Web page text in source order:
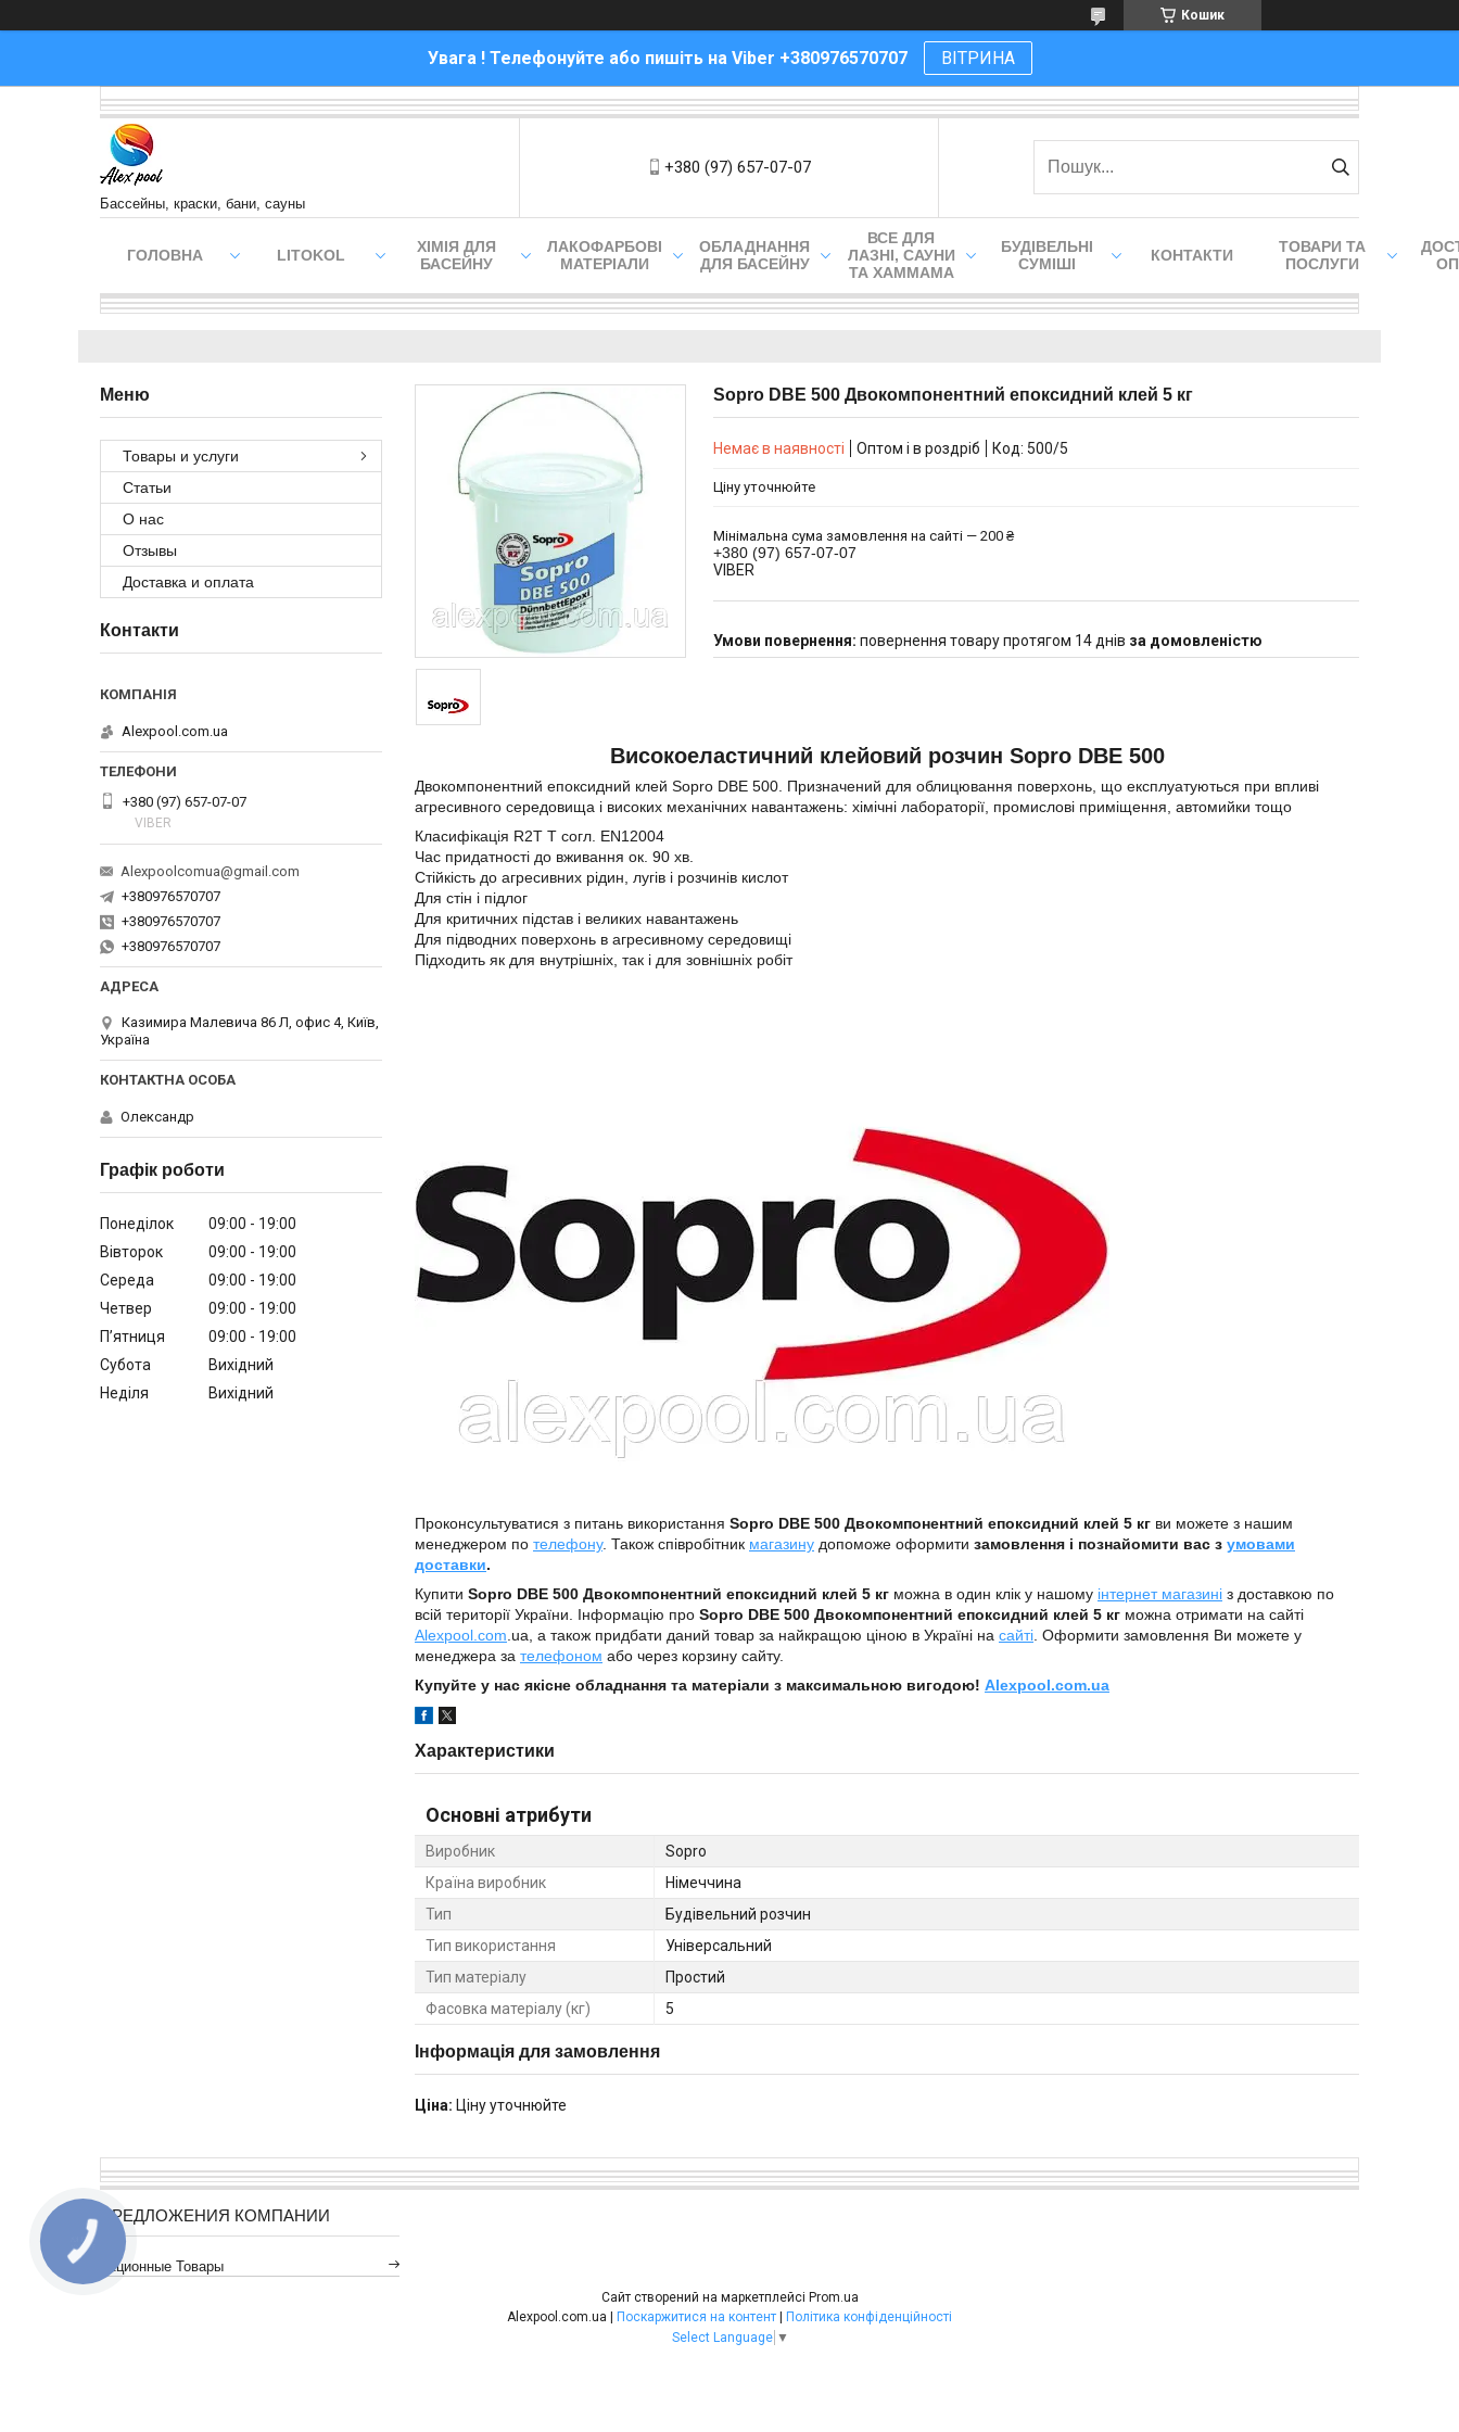
Кошик
Увага ! Телефонуйте або пишіть на Viber +380976570707 ВІТРИНА
Бассейны, краски, бани, сауны
+380 (97) 657-07-07
ГОЛОВНА LITOKOL
ХІМІЯ ДЛЯ
БАСЕЙНУ
ЛАКОФАРБОВІ
МАТЕРІАЛИ
ОБЛАДНАННЯ
ДЛЯ БАСЕЙНУ
ВСЕ ДЛЯ
ЛАЗНІ, САУНИ
ТА ХАММАМА
БУДІВЕЛЬНІ
СУМІШІ
КОНТАКТИ
ТОВАРИ ТА
ПОСЛУГИ
Sopro DBE 500 Двокомпонентний епоксидний клей 5 кг
Немає в наявності Оптом і в роздріб Код: 500/5
Ціну уточнюйте
Мінімальна сума замовлення на сайті — 200 ₴
+380 (97) 657-07-07
VIBER
повернення товару протягом 14 днів за домовленістю
Високоеластичний клейовий розчин Sopro DBE 500
Двокомпонентний епоксидний клей Sopro DBE 500. Призначений для облицювання поверхонь, що експлуатуються при впливі
агресивного середовища і високих механічних навантажень: хімічні лабораторії, промислові приміщення, автомийки тощо
Класифікація R2T Т согл. EN12004
Час придатності до вживання ок. 90 хв.
Стійкість до агресивних рідин, лугів і розчинів кислот
Для стін і підлог
Для критичних підстав і великих навантажень
Для підводних поверхонь в агресивному середовищі
Підходить як для внутрішніх, так і для зовнішніх робіт
Проконсультуватися з питань використання Sopro DBE 500 Двокомпонентний епоксидний клей 5 кг ви можете з нашим
менеджером по телефону. Також співробітник магазину допоможе оформити замовлення і познайомити вас з умовами
доставки.
Купити Sopro DBE 500 Двокомпонентний епоксидний клей 5 кг можна в один клік у нашому інтернет магазині з доставкою по
всій території України. Інформацію про Sopro DBE 500 Двокомпонентний епоксидний клей 5 кг можна отримати на сайті
Alexpool.com .ua, а також придбати даний товар за найкращою ціною в Україні на сайті . Оформити замовлення Ви можете у
менеджера за телефоном або через корзину сайту.
Купуйте у нас якісне обладнання та матеріали з максимальною вигодою! Alexpool.com.ua
Характеристики
Основні атрибути
Виробник
Sopro
Країна виробник
Німеччина
Тип
Будівельний розчин
Тип використання
Універсальний
Тип матеріалу
Простий
Фасовка матеріалу (кг)
5
Інформація для замовлення
Ціна: Ціну уточнюйте
Товары и услуги
Статьи
О нас
Отзывы
Доставка и оплата
Контакти
Alexpool.com.ua
+380 (97) 657-07-07
VIBER
Alexpoolcomua@gmail.com
+380976570707
+380976570707
+380976570707
Казимира Малевича 86 Л, офис 4, Київ,
Україна
Олександр
Графік роботи
Понеділок 09:00
19:00
Вівторок
09:00
19:00
Середа
09:00
19:00
Четвер
09:00
19:00
Пʼятниця
09:00
19:00
Субота
Вихідний
Неділя
Вихідний
ПРЕДЛОЖЕНИЯ КОМПАНИИ
Акционные Товары
Сайт створений на маркетплейсі Prom.ua
Alexpool.com.ua | Поскаржитися на контент | Політика конфіденційності
Select Language ▼
КНОПКА
ЗВ'ЯЗКУ